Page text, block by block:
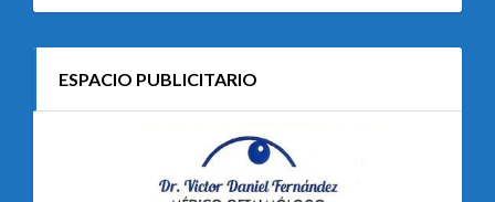
ESPACIO PUBLICITARIO